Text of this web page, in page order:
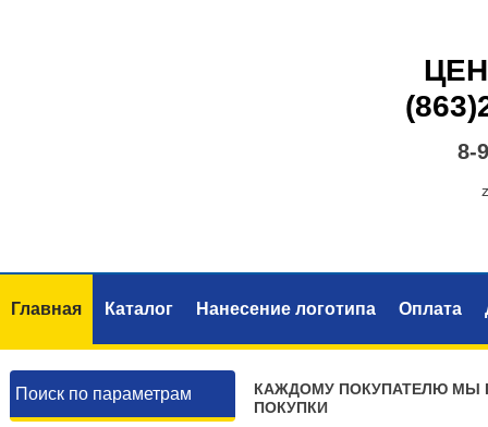
8-
Главная Каталог Нанесение логотипа Оплата
Поиск по параметрам
КАЖДОМУ ПОКУПАТЕЛЮ МЫ
ПОКУПКИ